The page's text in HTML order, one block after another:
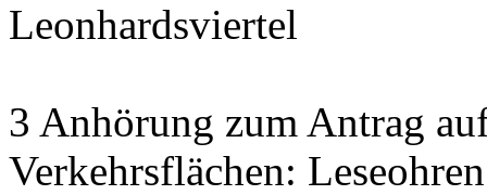
Leonhardsviertel
3 Anhörung zum Antrag
Verkehrsflächen: